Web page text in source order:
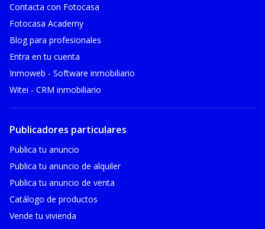
Contacta con Fotocasa
Fotocasa Academy
Blog para profesionales
Entra en tu cuenta
Inmoweb - Software inmobiliario
Witei - CRM inmobiliario
Publicadores particulares
Publica tu anuncio
Publica tu anuncio de alquiler
Publica tu anuncio de venta
Catálogo de productos
Vende tu vivienda